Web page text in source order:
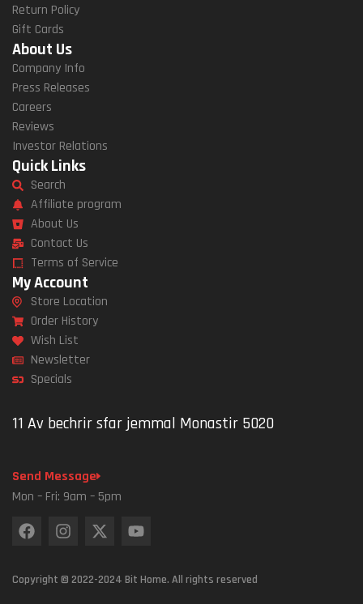
Return Policy
Gift Cards
About Us
Company Info
Press Releases
Careers
Reviews
Investor Relations
Quick Links
Search
Affiliate program
About Us
Contact Us
Terms of Service
My Account
Store Location
Order History
Wish List
Newsletter
Specials
11 Av bechrir sfar jemmal Monastir 5020
Send Message
Mon – Fri: 9am – 5pm
Copyright © 2022-2024 Bit Home. All rights reserved